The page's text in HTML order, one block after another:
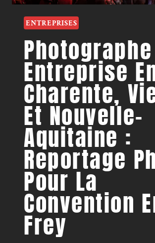
ENTREPRISES
Photographe
Entreprise
Charente,
Et Nouvelle-
Aquitaine :
Reportage
Pour La
Convention
Frey